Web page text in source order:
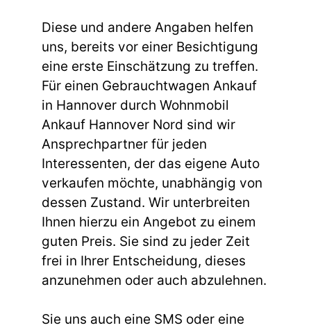
Diese und andere Angaben helfen
uns, bereits vor einer Besichtigung
eine erste Einschätzung zu treffen.
Für einen Gebrauchtwagen Ankauf
in Hannover durch Wohnmobil
Ankauf Hannover Nord sind wir
Ansprechpartner für jeden
Interessenten, der das eigene Auto
verkaufen möchte, unabhängig von
dessen Zustand. Wir unterbreiten
Ihnen hierzu ein Angebot zu einem
guten Preis. Sie sind zu jeder Zeit
frei in Ihrer Entscheidung, dieses
anzunehmen oder auch abzulehnen.
Sie uns auch eine SMS oder eine